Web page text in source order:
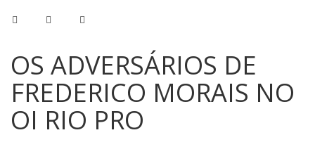
OS ADVERSÁRIOS DE
FREDERICO MORAIS NO
OI RIO PRO